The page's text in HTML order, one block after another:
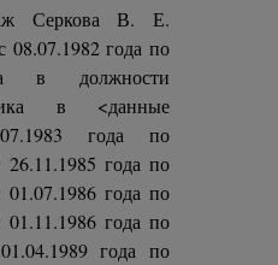
Серкова В. Е.
08.07.1982 года по
в должности
в <данные
года по
26.11.1985 года по
01.07.1986 года по
01.11.1986 года по
года по